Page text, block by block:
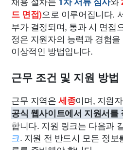
드 면접)으로 이루어집니다.
부가 결정되며, 통과 시 면접
정은 지원자의 능력과 경험
이상적인 방법입니다.
근무 조건 및 지원 방법
근무 지역은세종이며, 지원
공식 웹사이트에서 지원서를
합니다. 지원 링크는 다음과
크. 지원 전 반드시 모든 정보